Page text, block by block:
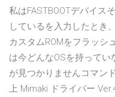
私はFASTBOOTデバイス
しているを入力したとき
カスタムROMをフラッシ
は今どんなOSを持って
が見つかりませんコマン
上 Mimaki ドライバー